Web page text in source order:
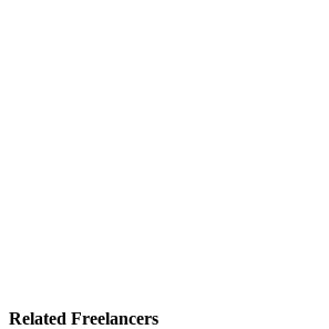
Related Freelancers